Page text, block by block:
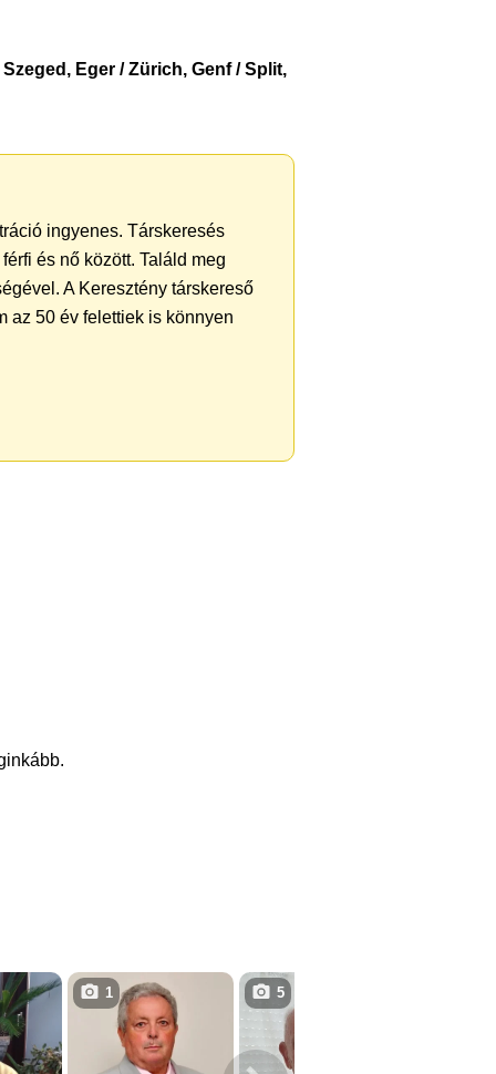
Eger / Zürich, Genf / Split,
ingyenes. Társkeresés
és nő között. Találd meg
A Keresztény társkereső
az 50 év felettiek is könnyen
1 5